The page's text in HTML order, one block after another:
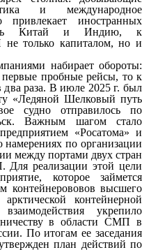
и международное
привлекает иностранных
Китай и Индию, к
только капиталом, но и
набирает обороты:
пробные рейсы, то к
два раза. В июле 2025 г. был
«Ледяной Шелковый путь
судно отправилось по
Важным шагом стало
«Росатома» и
намерениях по организации
между портами двух стран
Для реализации этой цели
которое займется
контейнерововов высшего
контейнерной
укрепило
в области СМП в
По итогам ее заседания
план действий по